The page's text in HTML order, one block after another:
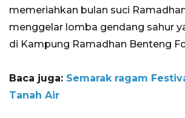
memeriahkan bulan suci
menggelar lomba gendang sahur
di Kampung Ramadhan Benteng
Baca juga: Semarak ragam
Tanah Air